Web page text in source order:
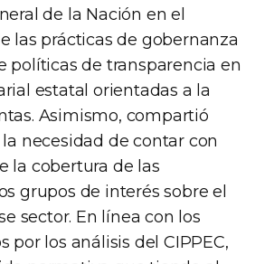
de la Nación en el
las prácticas de gobernanza
políticas de transparencia en
estatal orientadas a la
Asimismo, compartió
necesidad de contar con
la cobertura de las
grupos de interés sobre el
sector. En línea con los
por los análisis del CIPPEC,